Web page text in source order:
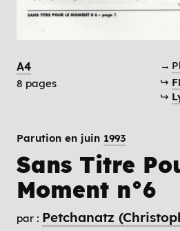
A4
8 pages
→
↪
↪
Parution en juin 1993
Sans Titre
Moment n°6
par : Petchanatz